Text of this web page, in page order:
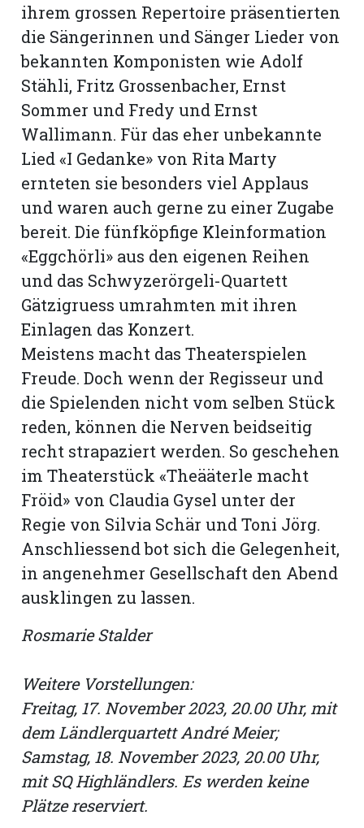
ihrem grossen Repertoire präsentierten
die Sängerinnen und Sänger Lieder von
bekannten Komponisten wie Adolf
Stähli, Fritz Grossenbacher, Ernst
Sommer und Fredy und Ernst
Wallimann. Für das eher unbekannte
Lied «I Gedanke» von Rita Marty
ernteten sie besonders viel Applaus
und waren auch gerne zu einer Zugabe
bereit. Die fünfköpfige Kleinformation
«Eggchörli» aus den eigenen Reihen
und das Schwyzerörgeli-Quartett
Gätzigruess umrahmten mit ihren
Einlagen das Konzert.
Meistens macht das Theaterspielen
Freude. Doch wenn der Regisseur und
die Spielenden nicht vom selben Stück
reden, können die Nerven beidseitig
recht strapaziert werden. So geschehen
im Theaterstück «Theääterle macht
Fröid» von Claudia Gysel unter der
Regie von Silvia Schär und Toni Jörg.
Anschliessend bot sich die Gelegenheit,
in angenehmer Gesellschaft den Abend
ausklingen zu lassen.
Rosmarie Stalder
Weitere Vorstellungen:
Freitag, 17. November 2023, 20.00 Uhr, mit
dem Ländlerquartett André Meier;
Samstag, 18. November 2023, 20.00 Uhr,
mit SQ Highländlers. Es werden keine
Plätze reserviert.